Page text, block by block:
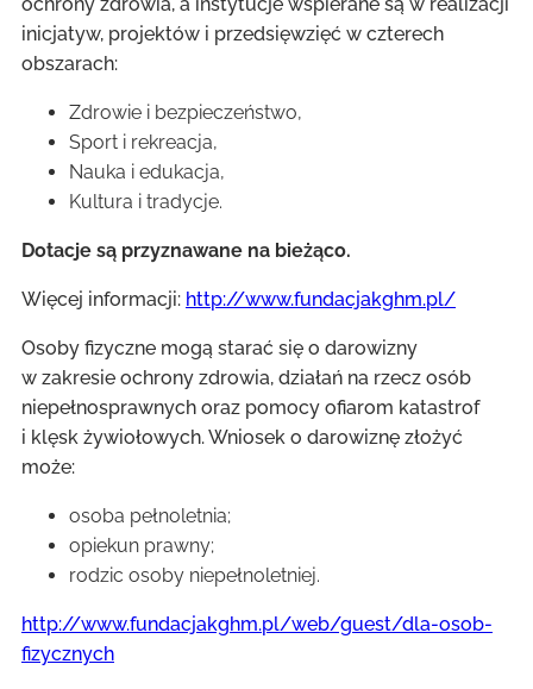
inicjatyw, projektów i przedsięwzięć w czterech
obszarach:
Zdrowie i bezpieczeństwo,
Sport i rekreacja,
Nauka i edukacja,
Kultura i tradycje.
Dotacje są przyznawane na bieżąco.
Więcej informacji: http://www.fundacjakghm.pl/
Osoby fizyczne mogą starać się o darowizny
w zakresie ochrony zdrowia, działań na rzecz osób
niepełnosprawnych oraz pomocy ofiarom katastrof
i klęsk żywiołowych. Wniosek o darowiznę złożyć
może:
osoba pełnoletnia;
opiekun prawny;
rodzic osoby niepełnoletniej.
http://www.fundacjakghm.pl/web/guest/dla-osob-
fizycznych